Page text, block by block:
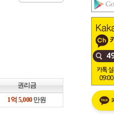
권리금
만원